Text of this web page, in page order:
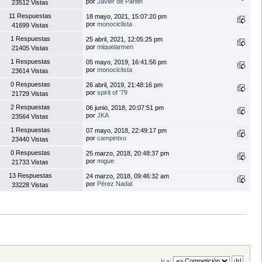
23512 Vistas
11 Respuestas
41699 Vistas
18 mayo, 2021, 15:07:20 pm
por monociclista
1 Respuestas
21405 Vistas
25 abril, 2021, 12:05:25 pm
por miquelarmen
1 Respuestas
23614 Vistas
05 mayo, 2019, 16:41:56 pm
por monociclista
0 Respuestas
21729 Vistas
26 abril, 2019, 21:48:16 pm
por spirit of '79
2 Respuestas
23564 Vistas
06 junio, 2018, 20:07:51 pm
por JKA
1 Respuestas
23440 Vistas
07 mayo, 2018, 22:49:17 pm
por campintxo
0 Respuestas
21733 Vistas
25 marzo, 2018, 20:48:37 pm
por migue
13 Respuestas
33228 Vistas
24 marzo, 2018, 09:46:32 am
por Pérez Nadal